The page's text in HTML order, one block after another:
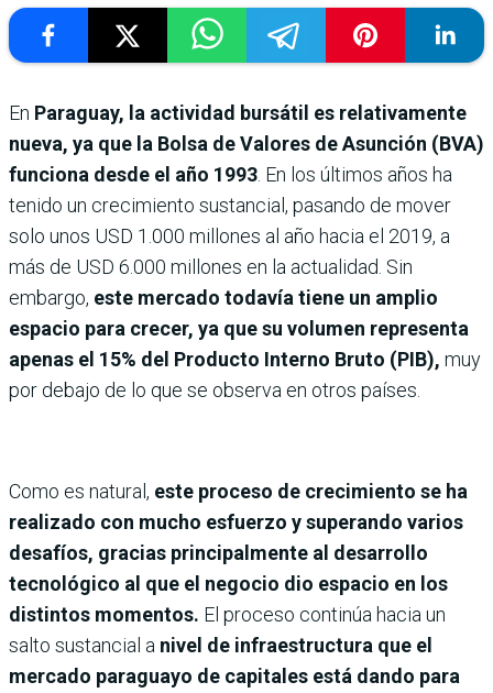
En Paraguay, la actividad bursátil es relativamente
nueva, ya que la Bolsa de Valores de Asunción (BVA)
funciona desde el año 1993 . En los últimos años ha
tenido un crecimiento sustancial, pasando de mover
solo unos USD 1.000 millones al año hacia el 2019, a
más de USD 6.000 millones en la actualidad. Sin
embargo, este mercado todavía tiene un amplio
espacio para crecer, ya que su volumen representa
apenas el 15% del Producto Interno Bruto (PIB), muy
por debajo de lo que se observa en otros países.
Como es natural, este proceso de crecimiento se ha
realizado con mucho esfuerzo y superando varios
desafíos, gracias principalmente al desarrollo
tecnológico al que el negocio dio espacio en los
distintos momentos. El proceso continúa hacia un
salto sustancial a nivel de infraestructura que el
mercado paraguayo de capitales está dando para